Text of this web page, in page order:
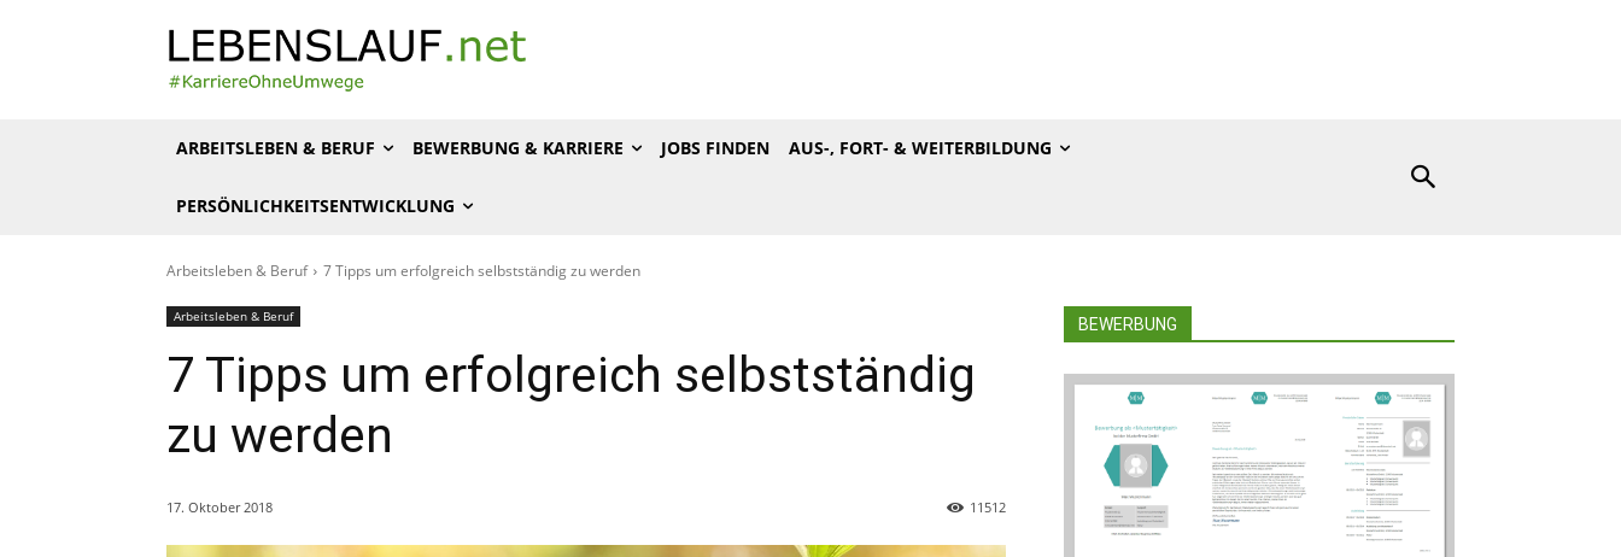
ARBEITSLEBEN & BERUF BEWERBUNG & KARRIERE JOBS FINDEN AUS-, FORT- & WEITERBILDUNG
PERSÖNLICHKEITSENTWICKLUNG
Arbeitsleben & Beruf 7 Tipps um erfolgreich selbstständig zu werden
Arbeitsleben & Beruf
7 Tipps um erfolgreich selbstständig
zu werden
17. Oktober 2018 11512
BEWERBUNG